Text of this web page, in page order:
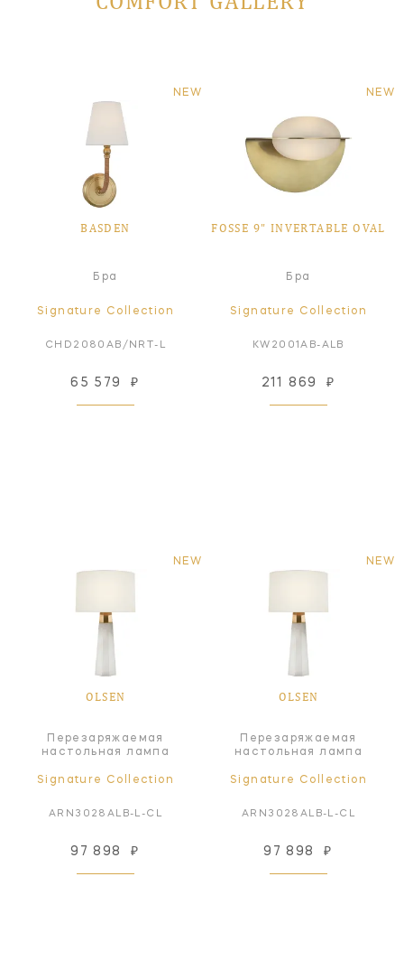
NEW
BASDEN
Бра
Signature Collection
CHD2080AB/NRT-L
65 579 ₽
NEW
FOSSE 9" INVERTABLE OVAL
Бра
Signature Collection
KW2001AB-ALB
211 869 ₽
NEW
OLSEN
Перезаряжаемая
настольная лампа
Signature Collection
ARN3028ALB-L-CL
97 898 ₽
NEW
OLSEN
Перезаряжаемая
настольная лампа
Signature Collection
ARN3028ALB-L-CL
97 898 ₽